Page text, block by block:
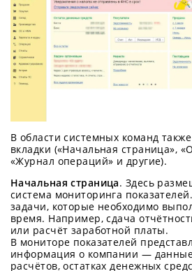
В области системных команд
вкладки («Начальная страница»,
«Журнал операций» и другие).
Начальная страница. Здесь
система мониторинга
задачи, которые необходимо
время. Например, сдача
или расчёт заработной платы.
В мониторе показателей
информация о компании — данные
расчётов, остатках денежных